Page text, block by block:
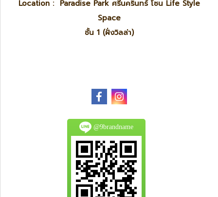
Location : Paradise Park ศรีนครินทร์ โซน Life Style
Space
ชั้น 1 (ฝั่งวิลล่า)
@9brandname